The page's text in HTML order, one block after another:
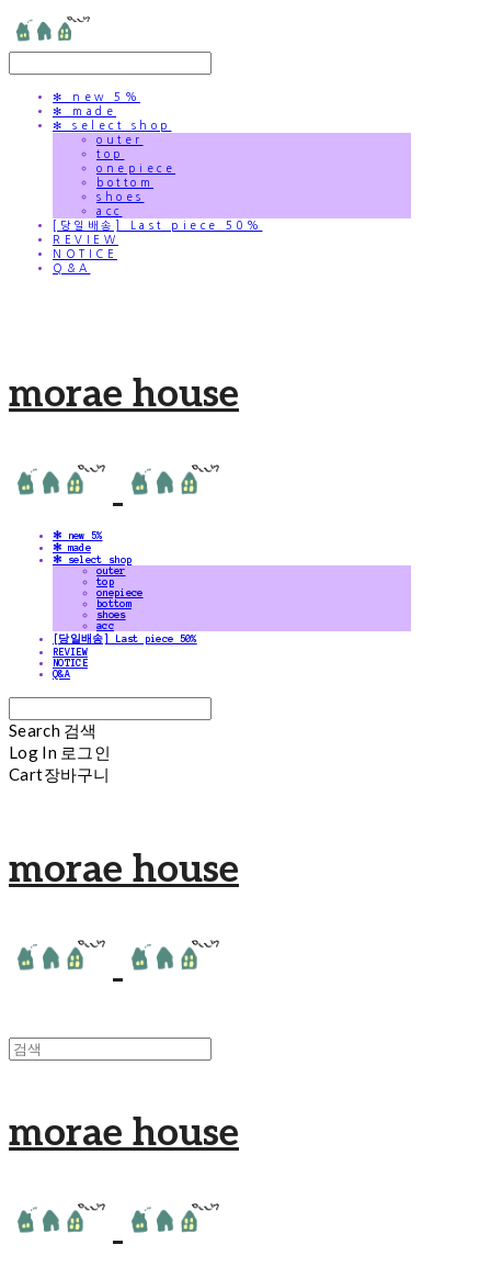
✻ new 5%
✻ made
✻ select shop
outer
top
onepiece
bottom
shoes
acc
[당일배송] Last piece 50%
REVIEW
NOTICE
Q&A
morae house
✻ new 5%
✻ made
✻ select shop
outer
top
onepiece
bottom
shoes
acc
[당일배송] Last piece 50%
REVIEW
NOTICE
Q&A
Search 검색
Log In 로그인
Cart장바구니
morae house
morae house